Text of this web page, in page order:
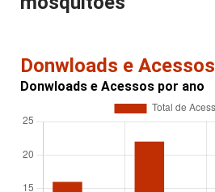
Donwloads e Acessos
Donwloads e Acessos por ano